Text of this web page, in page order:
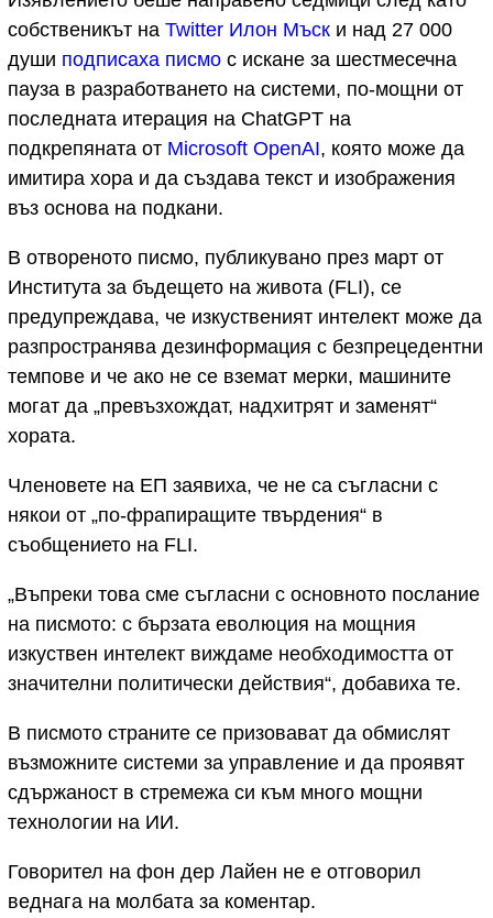
собственикът на Twitter Илон Мъск и над 27 000
души подписаха писмо с искане за шестмесечна
пауза в разработването на системи, по-мощни от
последната итерация на ChatGPT на
подкрепяната от Microsoft OpenAI, която може да
имитира хора и да създава текст и изображения
въз основа на подкани.
В отвореното писмо, публикувано през март от
Института за бъдещето на живота (FLI), се
предупреждава, че изкуственият интелект може да
разпространява дезинформация с безпрецедентни
темпове и че ако не се вземат мерки, машините
могат да „превъзхождат, надхитрят и заменят“
хората.
Членовете на ЕП заявиха, че не са съгласни с
някои от „по-фрапиращите твърдения“ в
съобщението на FLI.
„Въпреки това сме съгласни с основното послание
на писмото: с бързата еволюция на мощния
изкуствен интелект виждаме необходимостта от
значителни политически действия“, добавиха те.
В писмото страните се призовават да обмислят
възможните системи за управление и да проявят
сдържаност в стремежа си към много мощни
технологии на ИИ.
Говорител на фон дер Лайен не е отговорил
веднага на молбата за коментар.